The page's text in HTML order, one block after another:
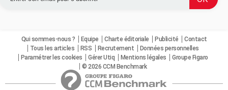
Qui sommes-nous ? Equipe Charte éditoriale Publicité
Contact
Tous les articles
RSS Recrutement
Données personnelles
Paramétrer les cookies
Gérer Utiq Mentions légales
Groupe Figaro
© 2026 CCM Benchmark